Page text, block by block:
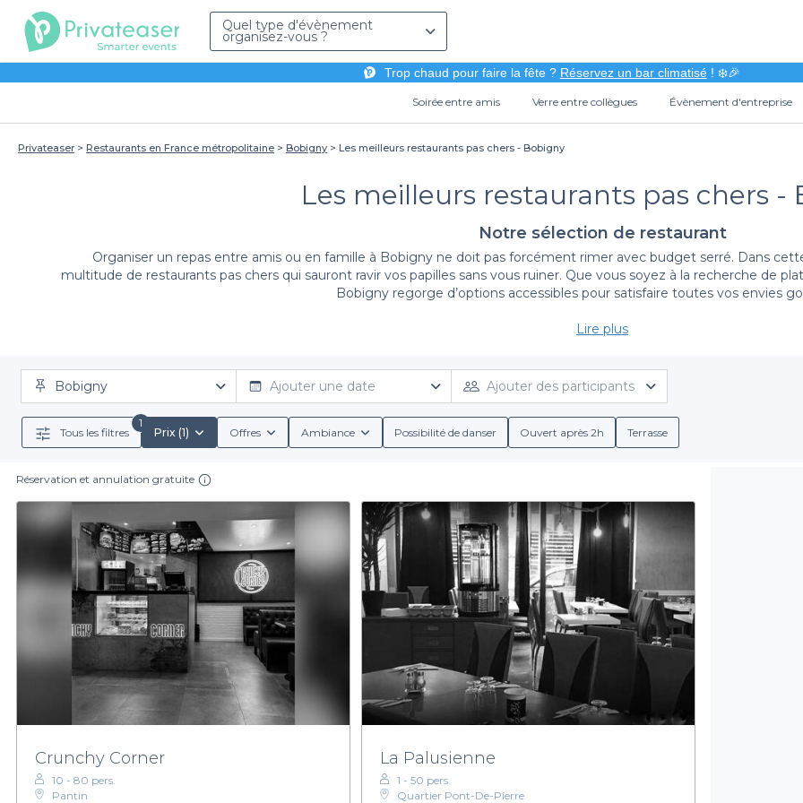
Quel type d'évènement
organisez-vous ?
Trop chaud pour faire la fête ? Réservez un bar climatisé! ❄️🎉
Soirée entre amis Verre entre collègues Évènement d'entreprise
Privateaser Restaurants en France métropolitaine Bobigny Les meilleurs restaurants pas chers - Bobigny
Les meilleurs restaurants pas chers -
Notre sélection de restaurant
Organiser un repas entre amis ou en famille à Bobigny ne doit pas forcément rimer avec budget serré. Dans
multitude de restaurants pas chers qui sauront ravir vos papilles sans vous ruiner. Que vous soyez à la recherche de
Bobigny regorge d’options accessibles pour satisfaire toutes vos envies
Utiliser notre plateforme Privateaser pour réserver un restaurant à Bobigny est un jeu d’enfant. Nous vous
offrent des ambiances variées et des menus adaptés à tous les budgets. Grâce à nos informations détaillées sur
comparer les options, vous assurer des menus de groupe et découvrir les spécialités offertes par chaque restaurant.
ou de classiques français revisités, chaque lieu dispose de son propre
Nous comprenons que chaque événement nécessite une attention particulière et c’est pourquoi nous mettons à
abordables, offrant une variété de boissons et de plats pour accompagner votre repas. Que vous planifiez un
moment convivial entre amis, nos établissements à Bobigny sauront complètement répondre à vos
N’attendez plus pour découvrir tout ce que Bobigny a à offrir en matière de gastronomie accessible. Nous vous
restaurants pas chers sur Privateaser. Réservez en ligne, profitez de votre repas et
Lire plus
Bobigny Ajouter une date Ajouter des participants
Tous les filtres
1
Prix (1) Offres Ambiance Possibilité de danser Ouvert après 2h Terrasse
Réservation et annulation gratuite
Crunchy Corner
10 - 80 pers.
Pantin
La Palusienne
1 - 50 pers.
Quartier Pont-De-Pierre